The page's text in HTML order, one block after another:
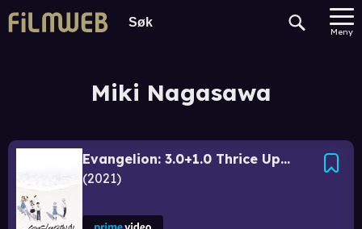
Meny
Miki Nagasawa
Evangelion: 3.0+1.0 Thrice Upon a Time
2021